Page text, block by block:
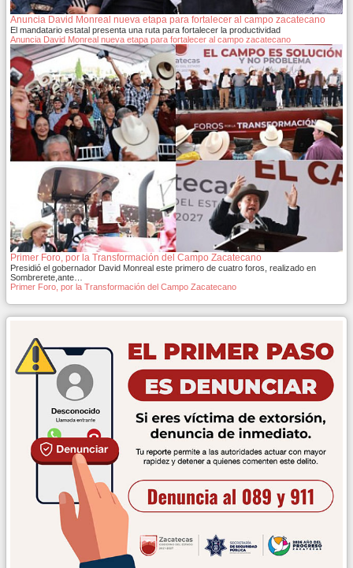
Anuncia David Monreal nueva etapa para fortalecer al campo zacatecano
El mandatario estatal presenta una ruta para fortalecer la productividad
Anuncia David Monreal nueva etapa para fortalecer al campo zacatecano
Primer Foro, por la Transformación del Campo Zacatecano
Presidió el gobernador David Monreal este primero de cuatro foros, realizado en
Sombrerete,ante…
Primer Foro, por la Transformación del Campo Zacatecano